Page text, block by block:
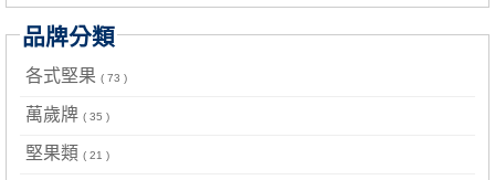
品牌分類
各式堅果 ( 73 )
萬歲牌 ( 35 )
堅果類 ( 21 )